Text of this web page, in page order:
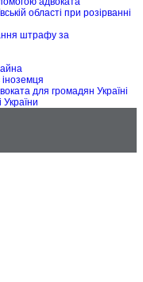
області при розірванні
штрафу за
іноземця
для громадян Україні
України